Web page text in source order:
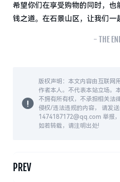
希望你们在享受购物的同时，
钱之道。在石景山区，让我们一
- THE
版权声明：本文内容由互联网
作者本人。不代表本站立场。
不拥有所有权，不承担相关法
侵权/违法违规的内容， 请发
1474187172@qq.com 举报，
如若转载，请注明出处!
PREV